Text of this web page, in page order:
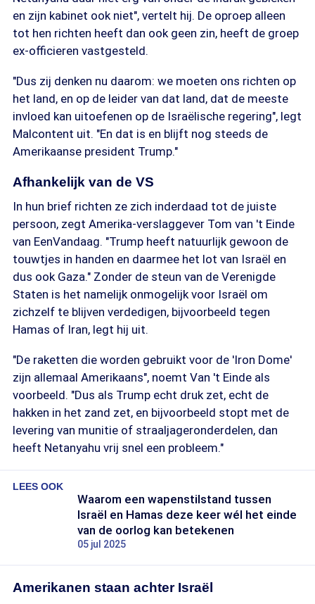
en zijn kabinet ook niet", vertelt hij. De oproep alleen
tot hen richten heeft dan ook geen zin, heeft de groep
ex-officieren vastgesteld.
"Dus zij denken nu daarom: we moeten ons richten op
het land, en op de leider van dat land, dat de meeste
invloed kan uitoefenen op de Israëlische regering", legt
Malcontent uit. "En dat is en blijft nog steeds de
Amerikaanse president Trump."
Afhankelijk van de VS
In hun brief richten ze zich inderdaad tot de juiste
persoon, zegt Amerika-verslaggever Tom van 't Einde
van EenVandaag. "Trump heeft natuurlijk gewoon de
touwtjes in handen en daarmee het lot van Israël en
dus ook Gaza." Zonder de steun van de Verenigde
Staten is het namelijk onmogelijk voor Israël om
zichzelf te blijven verdedigen, bijvoorbeeld tegen
Hamas of Iran, legt hij uit.
"De raketten die worden gebruikt voor de 'Iron Dome'
zijn allemaal Amerikaans", noemt Van 't Einde als
voorbeeld. "Dus als Trump echt druk zet, echt de
hakken in het zand zet, en bijvoorbeeld stopt met de
levering van munitie of straaljageronderdelen, dan
heeft Netanyahu vrij snel een probleem."
LEES OOK
Waarom een wapenstilstand tussen
Israël en Hamas deze keer wél het einde
van de oorlog kan betekenen
05 jul 2025
Amerikanen staan achter Israël